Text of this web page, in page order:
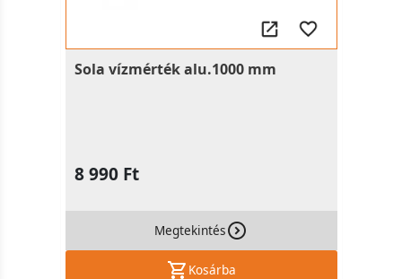
Sola vízmérték alu.1000 mm
8 990 Ft
Megtekintés
Kosárba